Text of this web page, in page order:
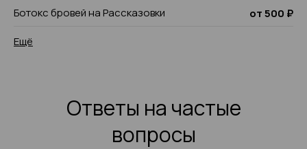
Ботокс бровей на Рассказовки
от 500 ₽
Ещё
Ответы на частые
вопросы